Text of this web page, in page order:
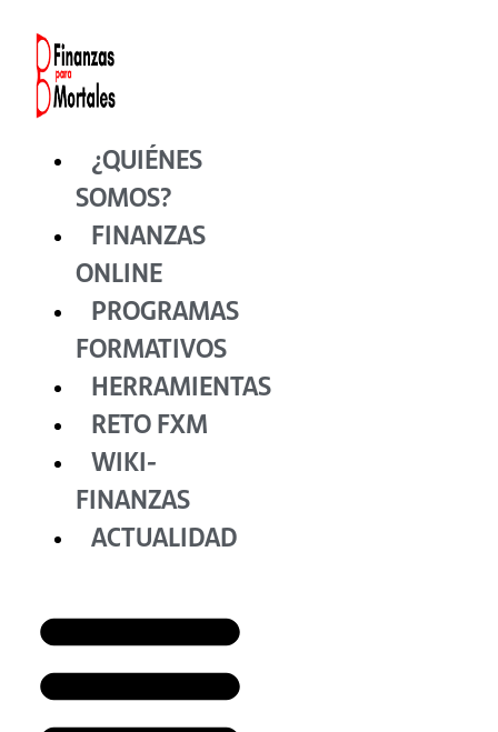
contenido
¿QUIÉNES
SOMOS?
FINANZAS
ONLINE
PROGRAMAS
FORMATIVOS
HERRAMIENTAS
RETO FXM
WIKI-
FINANZAS
ACTUALIDAD